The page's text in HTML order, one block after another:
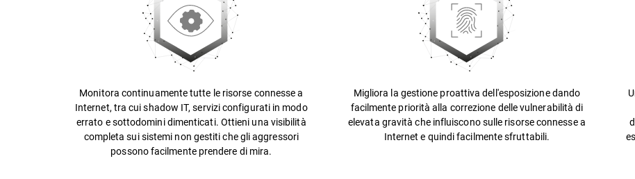
Monitora continuamente tutte le risorse connesse a
Internet, tra cui shadow IT, servizi configurati in modo
errato e sottodomini dimenticati. Ottieni una visibilità
completa sui sistemi non gestiti che gli aggressori
possono facilmente prendere di mira.
Migliora la gestione proattiva dell'esposizione dando
facilmente priorità alla correzione delle vulnerabilità di
elevata gravità che influiscono sulle risorse connesse a
Internet e quindi facilmente sfruttabili.